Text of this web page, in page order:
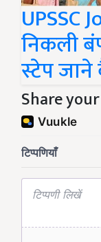
UPSSC
निकली
स्टेप
Share